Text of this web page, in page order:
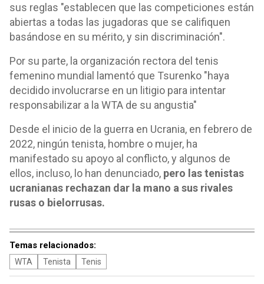
sus reglas "establecen que las competiciones están
abiertas a todas las jugadoras que se califiquen
basándose en su mérito, y sin discriminación".
Por su parte, la organización rectora del tenis
femenino mundial lamentó que Tsurenko "haya
decidido involucrarse en un litigio para intentar
responsabilizar a la WTA de su angustia"
Desde el inicio de la guerra en Ucrania, en febrero de
2022, ningún tenista, hombre o mujer, ha
manifestado su apoyo al conflicto, y algunos de
ellos, incluso, lo han denunciado, pero las tenistas
ucranianas rechazan dar la mano a sus rivales
rusas o bielorrusas.
Temas relacionados:
WTA Tenista Tenis